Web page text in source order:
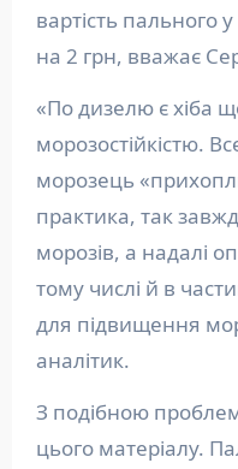
вартість пального
на 2 грн, вважає
«По дизелю є хіба
морозостійкістю.
морозець
практика, так
морозів, а надалі
тому числі й в
для підвищення
аналітик.
З подібною
цього матеріалу.